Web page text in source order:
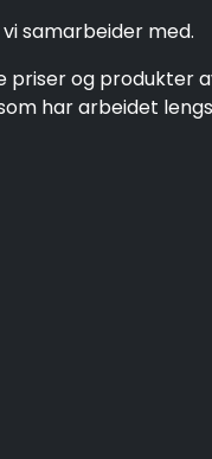
samarbeider med.
og produkter
har arbeidet